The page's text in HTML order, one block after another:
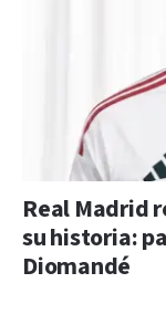
Real Madrid
su historia:
Diomandé